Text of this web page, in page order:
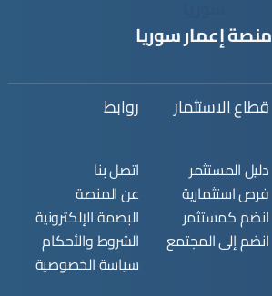
منصة إعمار سوريا
قطاع الاستثمار
دليل المستثمر
فرص استثمارية
انضم كمستثمر
انضم إلى المجتمع
روابط
اتصل بنا
عن المنصة
البصمة الإلكترونية
الشروط والأحكام
سياسة الخصوصية